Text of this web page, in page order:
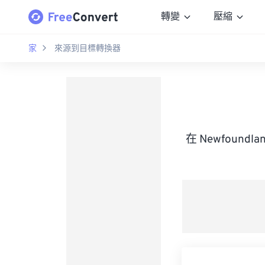
轉變 壓縮
家 來源到目標轉換器
在